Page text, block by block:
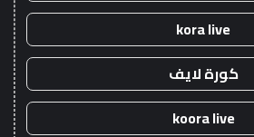
kora live
كورة لايف
koora live